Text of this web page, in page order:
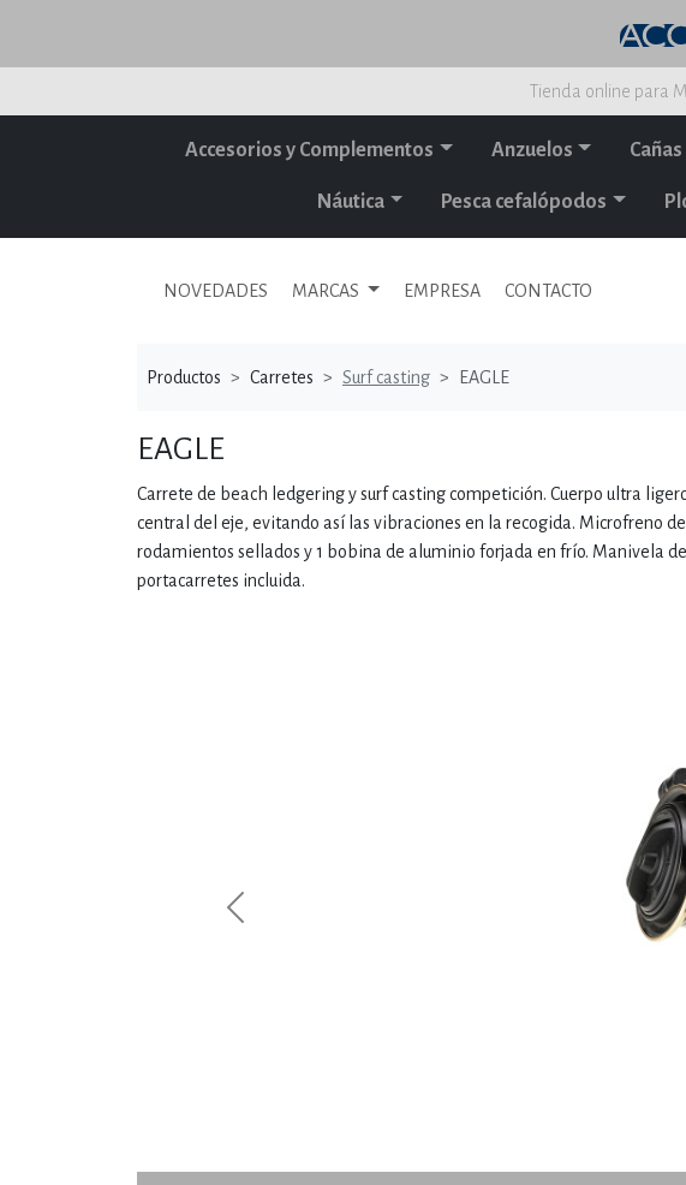
Tienda online para
Accesorios y Complementos Anzuelos
Náutica Pesca cefalópodos
NOVEDADES MARCAS EMPRESA CONTACTO
Productos Carretes Surf casting EAGLE
EAGLE
Carrete de beach ledgering y surf casting competición. Cuerpo ultra
central del eje, evitando así las vibraciones en la recogida. Microfreno
rodamientos sellados y 1 bobina de aluminio forjada en frío. Manivela
portacarretes incluida.
Previous